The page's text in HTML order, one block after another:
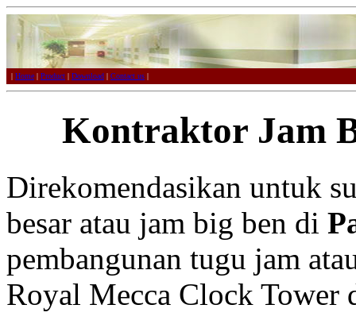
| Home | Product | Download | Contact us |
Kontraktor Jam
Direkomendasikan untuk
besar atau jam big ben di
pembangunan tugu jam
Royal Mecca Clock Tower